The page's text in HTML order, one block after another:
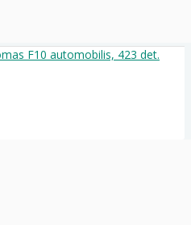
F10 automobilis, 423 det.